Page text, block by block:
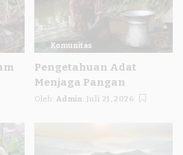
Komunitas
Pengetahuan Adat
Menjaga Pangan
Posted
Oleh: Admin Juli 21, 2026